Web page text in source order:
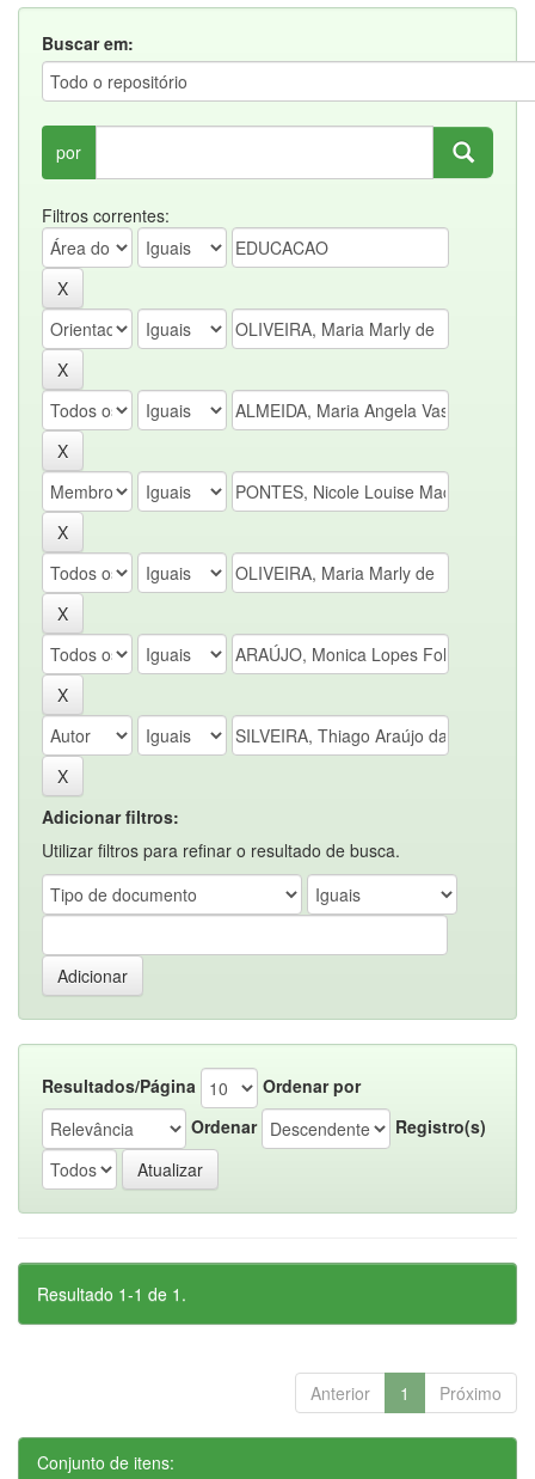
Buscar em:
por
Filtros correntes:
Adicionar filtros:
Utilizar filtros para refinar o resultado de busca.
Resultados/Página
Ordenar por
Ordenar
Registro(s)
Resultado 1-1 de 1.
Anterior 1 Próximo
Conjunto de itens: